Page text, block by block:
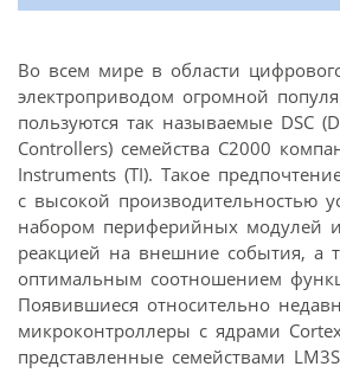
Во всем мире в области
электроприводом огромной
пользуются так называемые DSC
Controllers) семейства С2000
Instruments (TI). Такое
с высокой производительностью
набором периферийных модулей
реакцией на внешние события, а
оптимальным соотношением
Появившиеся относительно
микроконтроллеры с ядрами
представленные семействами